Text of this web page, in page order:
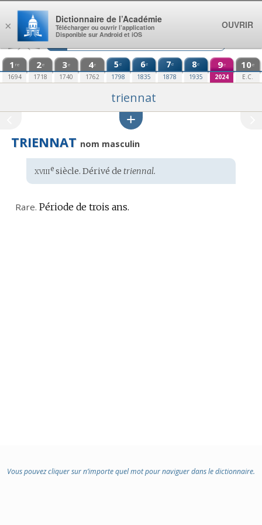
Aller au contenu
1 re
1694
2e
1718
3e
1740
4e
1762
5e
1798
6e
1835
7e
1878
8e
1935
9e
2024
10e
E.C.
triennat
TRIENNAT nom masculin
Étymologie
:
xviiiesiècle. Dérivé de triennal.
Rare. Période de trois ans.
Vous pouvez cliquer sur n’importe quel mot pour naviguer dans le dictionnaire.
×
Dictionnaire de l’Académie
Télécharger ou ouvrir l’application
Disponible sur Android et iOS
OUVRIR